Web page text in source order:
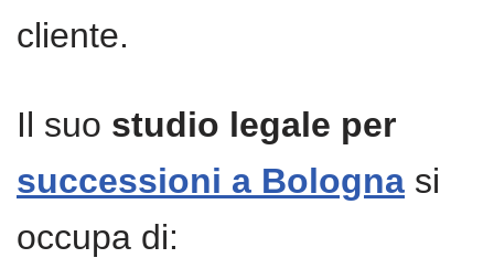
cliente.
Il suo studio legale per
successioni a Bologna si
occupa di: